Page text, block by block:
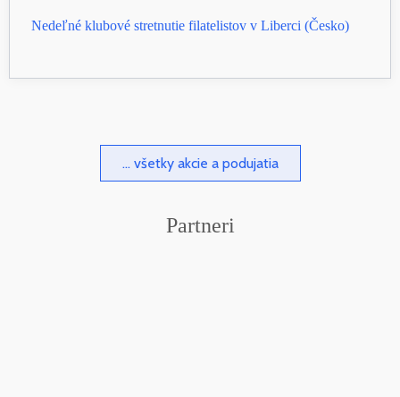
Nedeľné klubové stretnutie filatelistov v Liberci (Česko)
... všetky akcie a podujatia
Partneri